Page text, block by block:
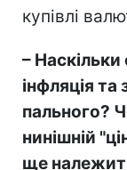
купівлі
–
інфляція та
пального?
нинішній
ще